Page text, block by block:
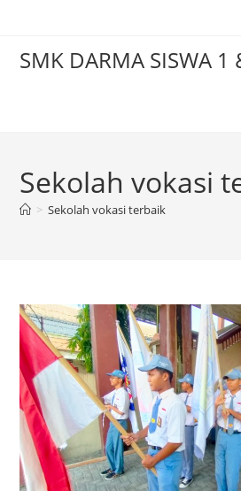
contentSMK DARMA SISWA 1
Sekolah vokasi
> Sekolah vokasi terbaik